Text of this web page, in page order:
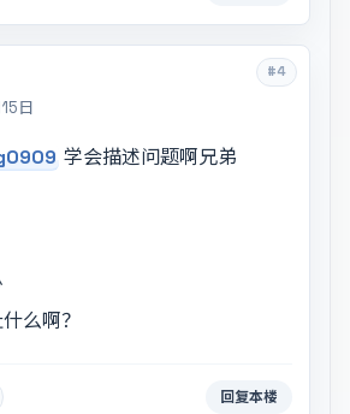
#4
日
学会描述问题啊兄弟
么啊？
回复本楼